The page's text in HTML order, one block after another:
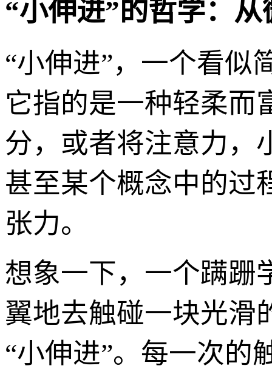
“小伸进”的哲学：
“小伸进”，一个看似
它指的是一种轻柔而
分，或者将注意力，
甚至某个概念中的过
张力。
想象一下，一个蹒跚
翼地去触碰一块光滑
“小伸进”。每一次的